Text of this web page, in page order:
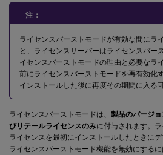
注：
ライセンスバーストモードが有効な間にラ
と、ライセンスサーバーはライセンスバー
イセンスバーストモードの理由と必要なラ
前にライセンスバーストモードを再有効化
インストールした後に再度その期間に入る
ライセンスバーストモードは、 製品のバージ
びリテールライセンスのみに付与されます。
ライセンスを最初にインストールしたときにデ
ライセンスバーストモード機能を無効にするに